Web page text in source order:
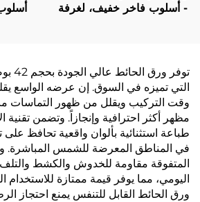
- أسلوب فاخر خفيف، لغرفة
دقة عالية، مباشرة من
المصنع
توفر
التي تميزه في السوق. إن عرضه الواسع
وقت التركيب ويقلل من ظهور التماسات
مظهر أكثر احترافية وإنجازاً. وتضمن تقنية
طباعة استثنائية بألوان واقعية تحافظ على
في المناطق المعرضة للشمس المباشرة.
المتفوقة مقاومة للخدوش والكشط والتلف
اليومي، مما يوفر قيمة ممتازة للاستخدام
ورق الحائط القابل للتنفس يمنع احتجاز